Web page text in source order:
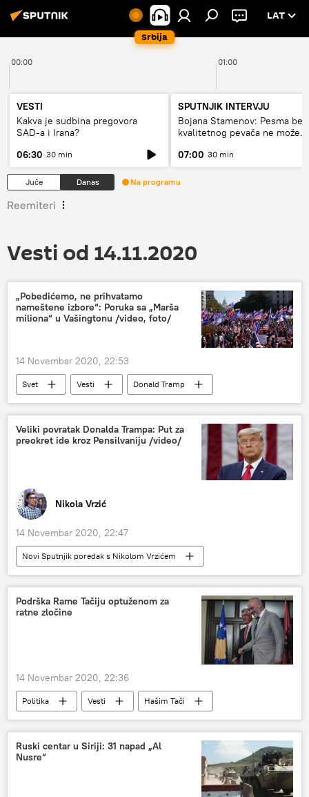
Srbija
LAT
00:00 01:00
VESTI
Kakva je sudbina pregovora
SAD-a i Irana?
06:30 30 min
SPUTNJIK INTERVJU
Bojana Stamenov: Pesma bez
kvalitetnog pevača ne može
07:00 30 min
Juče Danas Na programu
Reemiteri
Vesti od 14.11.2020
„Pobedićemo, ne prihvatamo
nameštene izbore“: Poruka sa „Marša
miliona“ u Vašingtonu /video, foto/
14 Novembar 2020, 22:53
Svet Vesti
Donald Tramp
Vašington
Veliki povratak Donalda Trampa: Put za
preokret ide kroz Pensilvaniju /video/
Nikola Vrzić
14 Novembar 2020, 22:47
Novi Sputnjik poredak s Nikolom Vrzićem
Radio
Video
Multimedija
predsednički izbori u SAD
Podrška Rame Tačiju optuženom za
ratne zločine
14 Novembar 2020, 22:36
Politika Vesti Hašim Tači
Ruski centar u Siriji: 31 napad „Al
Nusre“